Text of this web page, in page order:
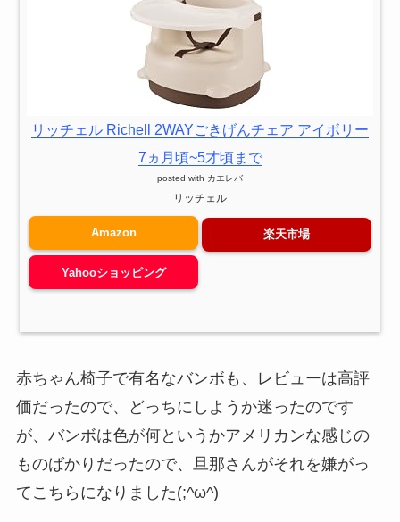
リッチェル Richell 2WAYごきげんチェア アイボリー
7ヵ月頃~5才頃まで
posted with カエレバ
リッチェル
Amazon 楽天市場
Yahooショッピング
赤ちゃん椅子で有名なバンボも、レビューは高評
価だったので、どっちにしようか迷ったのです
が、バンボは色が何というかアメリカンな感じの
ものばかりだったので、旦那さんがそれを嫌がっ
てこちらになりました(;^ω^)